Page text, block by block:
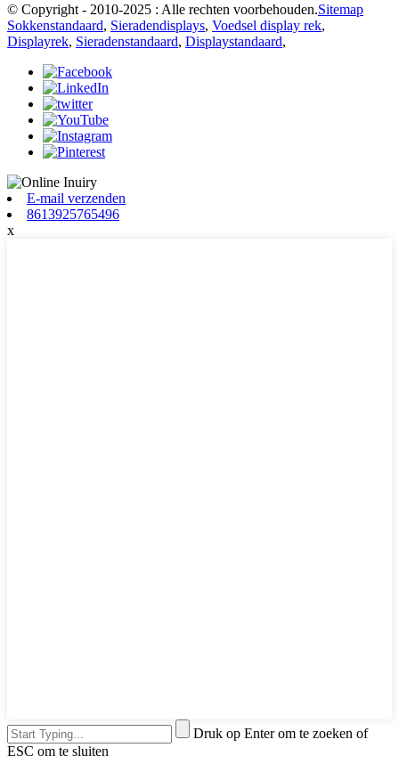
© Copyright - 2010-2025 : Alle rechten voorbehouden.Sitemap
Sokkenstandaard, Sieradendisplays, Voedsel display rek,
Displayrek, Sieradenstandaard, Displaystandaard,
E-mail verzenden
8613925765496
x
Druk op Enter om te zoeken of
ESC om te sluiten